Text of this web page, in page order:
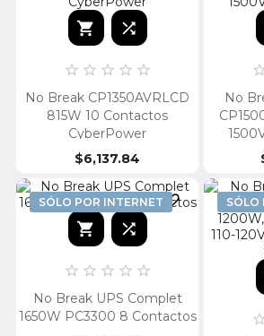
 
    
No Break CP1350AVRLCD
815W 10 Contactos
CyberPower
$6,137.84
No
SÓLO POR INTERNET 
 
    
No Break UPS Complet
1650W PC3300 8 Contactos
SÓLO